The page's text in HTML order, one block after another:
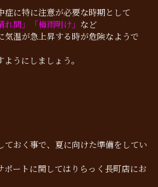
症に特に注意が必要な時期として
れ間」「梅雨明け」 など
気温が急上昇する時が危険なようで
うにしましょう。
ておく事で、夏に向けた準備をしてい
ポートに関してはりらっく長町店にお